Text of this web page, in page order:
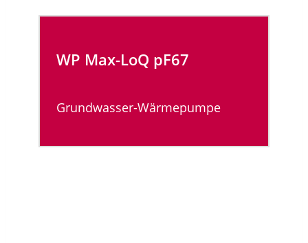
WP Max-LoQ pF67
Grundwasser-Wärmepumpe